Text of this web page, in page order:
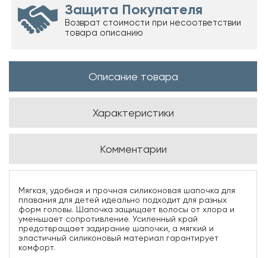
Защита Покупателя
Возврат стоимости при несоответствии
товара описанию
Описание товара
Характеристики
Комментарии
Мягкая, удобная и прочная силиконовая шапочка для
плавания для детей идеально подходит для разных
форм головы. Шапочка защищает волосы от хлора и
уменьшает сопротивление. Усиленный край
предотвращает задирание шапочки, а мягкий и
эластичный силиконовый материал гарантирует
комфорт.